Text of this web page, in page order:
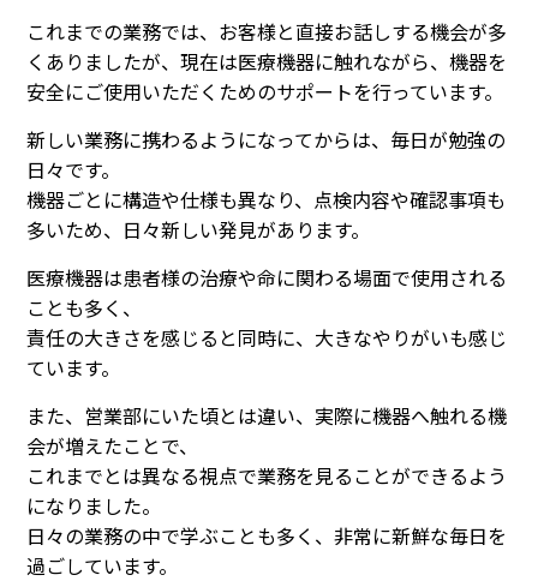
これまでの業務では、お客様と直接お話しする機会が多
くありましたが、現在は医療機器に触れながら、機器を
安全にご使用いただくためのサポートを行っています。
新しい業務に携わるようになってからは、毎日が勉強の
日々です。
機器ごとに構造や仕様も異なり、点検内容や確認事項も
多いため、日々新しい発見があります。
医療機器は患者様の治療や命に関わる場面で使用される
ことも多く、
責任の大きさを感じると同時に、大きなやりがいも感じ
ています。
また、営業部にいた頃とは違い、実際に機器へ触れる機
会が増えたことで、
これまでとは異なる視点で業務を見ることができるよう
になりました。
日々の業務の中で学ぶことも多く、非常に新鮮な毎日を
過ごしています。